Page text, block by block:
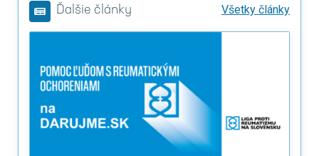
Ďalšie články Všetky články